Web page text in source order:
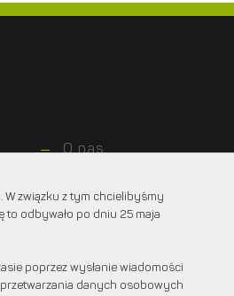
O nas
Dla
projektantów
związku z tym chcielibyśmy
to odbywało po dniu 25 maja
poprzez wysłanie wiadomości
danych osobowych